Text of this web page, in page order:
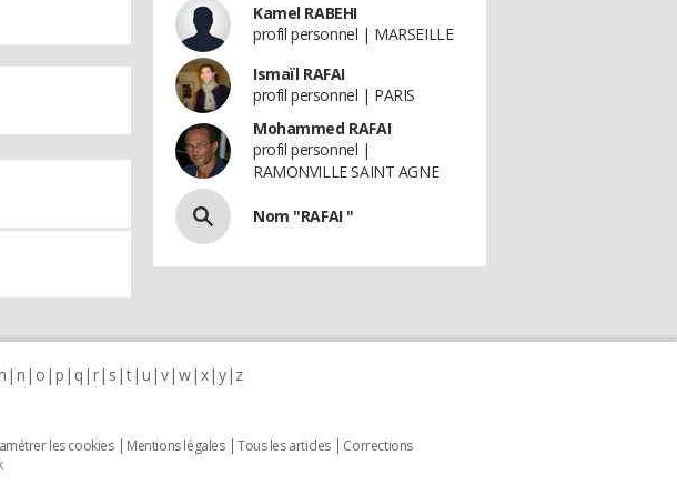
Kamel RABEHI
profil personnel | MARSEILLE
Ismaïl RAFAI
profil personnel | PARIS
Mohammed RAFAI
profil personnel |
RAMONVILLE SAINT AGNE
Nom "RAFAI "
n o p q r s t u v w x y z
les cookies Mentions légales Tous les articles
Corrections